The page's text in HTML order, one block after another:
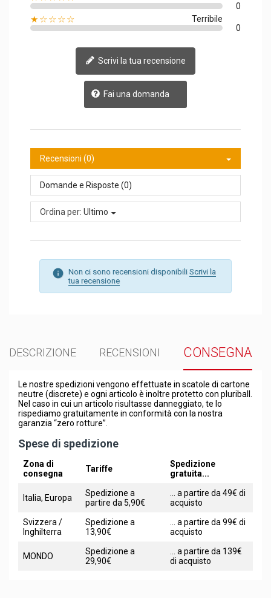
0
★☆☆☆☆
Terribile
0
Scrivi la tua recensione
Fai una domanda
Recensioni (0)
Domande e Risposte (0)
Ordina per: Ultimo
Non ci sono recensioni disponibili Scrivi la
tua recensione
DESCRIZIONE RECENSIONI CONSEGNA
Le nostre spedizioni vengono effettuate in scatole di cartone
neutre (discrete) e ogni articolo è inoltre protetto con pluriball.
Nel caso in cui un articolo risultasse danneggiato, te lo
rispediamo gratuitamente in conformità con la nostra
garanzia “zero rotture”.
Spese di spedizione
Zona di
consegna
Tariffe
Spedizione
gratuita...
Italia, Europa
Spedizione a
partire da 5,90€
... a partire da 49€ di
acquisto
Svizzera /
Inghilterra
Spedizione a
13,90€
... a partire da 99€ di
acquisto
MONDO
Spedizione a
29,90€
... a partire da 139€
di acquisto